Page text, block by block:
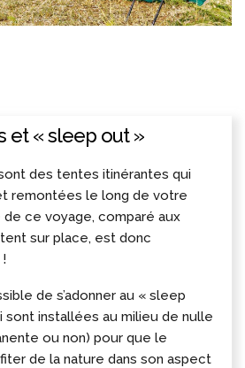
et « sleep out »
des tentes itinérantes qui
remontées le long de votre
de ce voyage, comparé aux
sur place, est donc
de s’adonner au « sleep
installées au milieu de nulle
ou non) pour que le
de la nature dans son aspect